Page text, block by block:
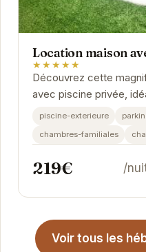
Location maison
★★★★★
Découvrez cette
avec piscine privée,
inoubliable à Agde.
piscine-exterieure
chambres-familiales
219€ /
Voir tous les